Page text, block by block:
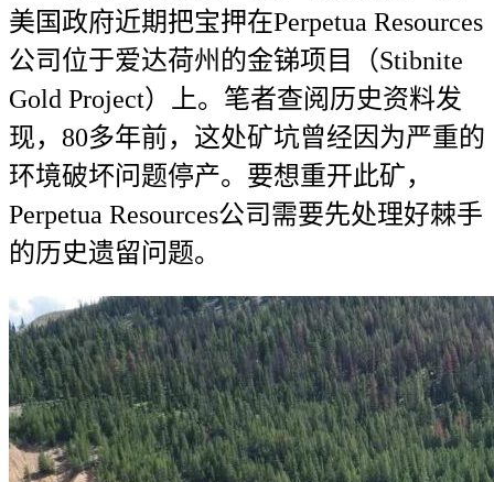
美国政府近期把宝押在Perpetua Resources
公司位于爱达荷州的金锑项目（Stibnite
Gold Project）上。笔者查阅历史资料发
现，80多年前，这处矿坑曾经因为严重的
环境破坏问题停产。要想重开此矿，
Perpetua Resources公司需要先处理好棘手
的历史遗留问题。